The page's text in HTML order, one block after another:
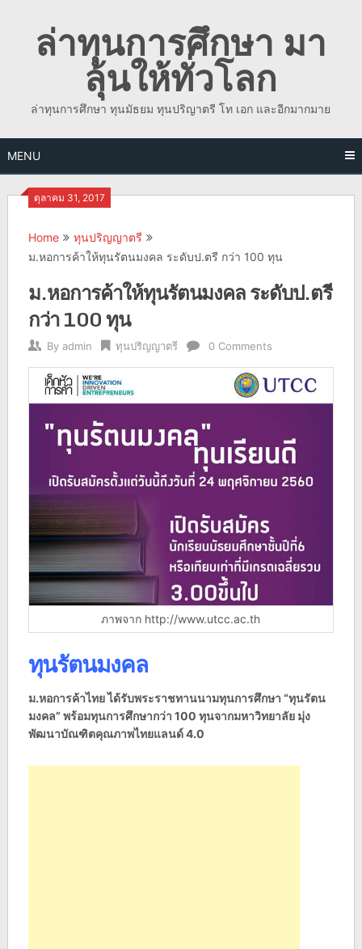
contentล่าทุนการศึกษา มา
ลุ้นให้ทั่วโลก
ล่าทุนการศึกษา ทุนมัธยม ทุนปริญาตรี โท เอก และอีกมากมาย
MENU
ตุลาคม 31, 2017
Home
ทุนปริญญาตรี
ม.หอการค้าให้ทุนรัตนมงคล ระดับป.ตรี กว่า 100 ทุน
ม.หอการค้าให้ทุนรัตนมงคล ระดับป.ตรี
กว่า 100 ทุน
By admin ทุนปริญญาตรี 0 Comments
ภาพจาก http://www.utcc.ac.th
ทุนรัตนมงคล
ม.หอการค้าไทย ได้รับพระราชทานนามทุนการศึกษา “ทุนรัตน
มงคล” พร้อมทุนการศึกษากว่า 100 ทุนจากมหาวิทยาลัย มุ่ง
พัฒนาบัณฑิตคุณภาพไทยแลนด์ 4.0